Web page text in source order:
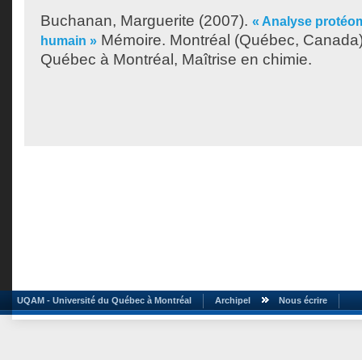
Buchanan, Marguerite (2007). « Analyse
humain » Mémoire. Montréal (Québec,
Québec à Montréal, Maîtrise en chimie.
UQAM - Université du Québec à Montréal Archipel Nous écrire